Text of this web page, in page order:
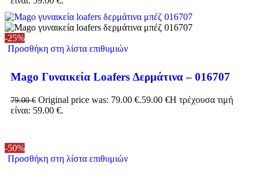
-25%
Προσθήκη στη λίστα επιθυμιών
Mago Γυναικεία Loafers Δερμάτινα – 016707
79.00€ Original price was: 79.00 €.59.00 €Η τρέχουσα τιμή
είναι: 59.00 €.
-50%
Προσθήκη στη λίστα επιθυμιών